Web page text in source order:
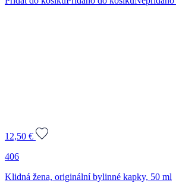
12,50 €
406
Klidná žena, originální bylinné kapky, 50 ml